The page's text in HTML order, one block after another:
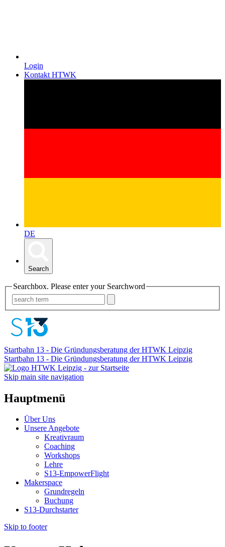
Login
Kontakt HTWK
DE
Search
Searchbox. Please enter your Searchword
Startbahn 13 - Die Gründungsberatung der HTWK Leipzig
Startbahn 13 - Die Gründungsberatung der HTWK Leipzig
Skip main site navigation
Hauptmenü
Über Uns
Unsere Angebote
Kreativraum
Coaching
Workshops
Lehre
S13-EmpowerFlight
Makerspace
Grundregeln
Buchung
S13-Durchstarter
Skip to footer